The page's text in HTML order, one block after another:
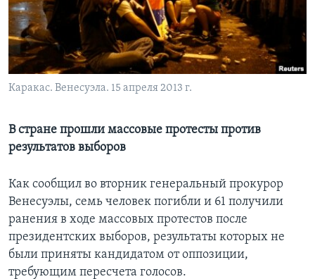
Learning English
СОЦИАЛЬНЫЕ СЕТИ
Языки
Каракас. Венесуэла. 15 апреля 2013 г.
В стране прошли массовые протесты против
результатов выборов
Как сообщил во вторник генеральный прокурор
Венесуэлы, семь человек погибли и 61 получили
ранения в ходе массовых протестов после
президентских выборов, результаты которых не
были приняты кандидатом от оппозиции,
требующим пересчета голосов.